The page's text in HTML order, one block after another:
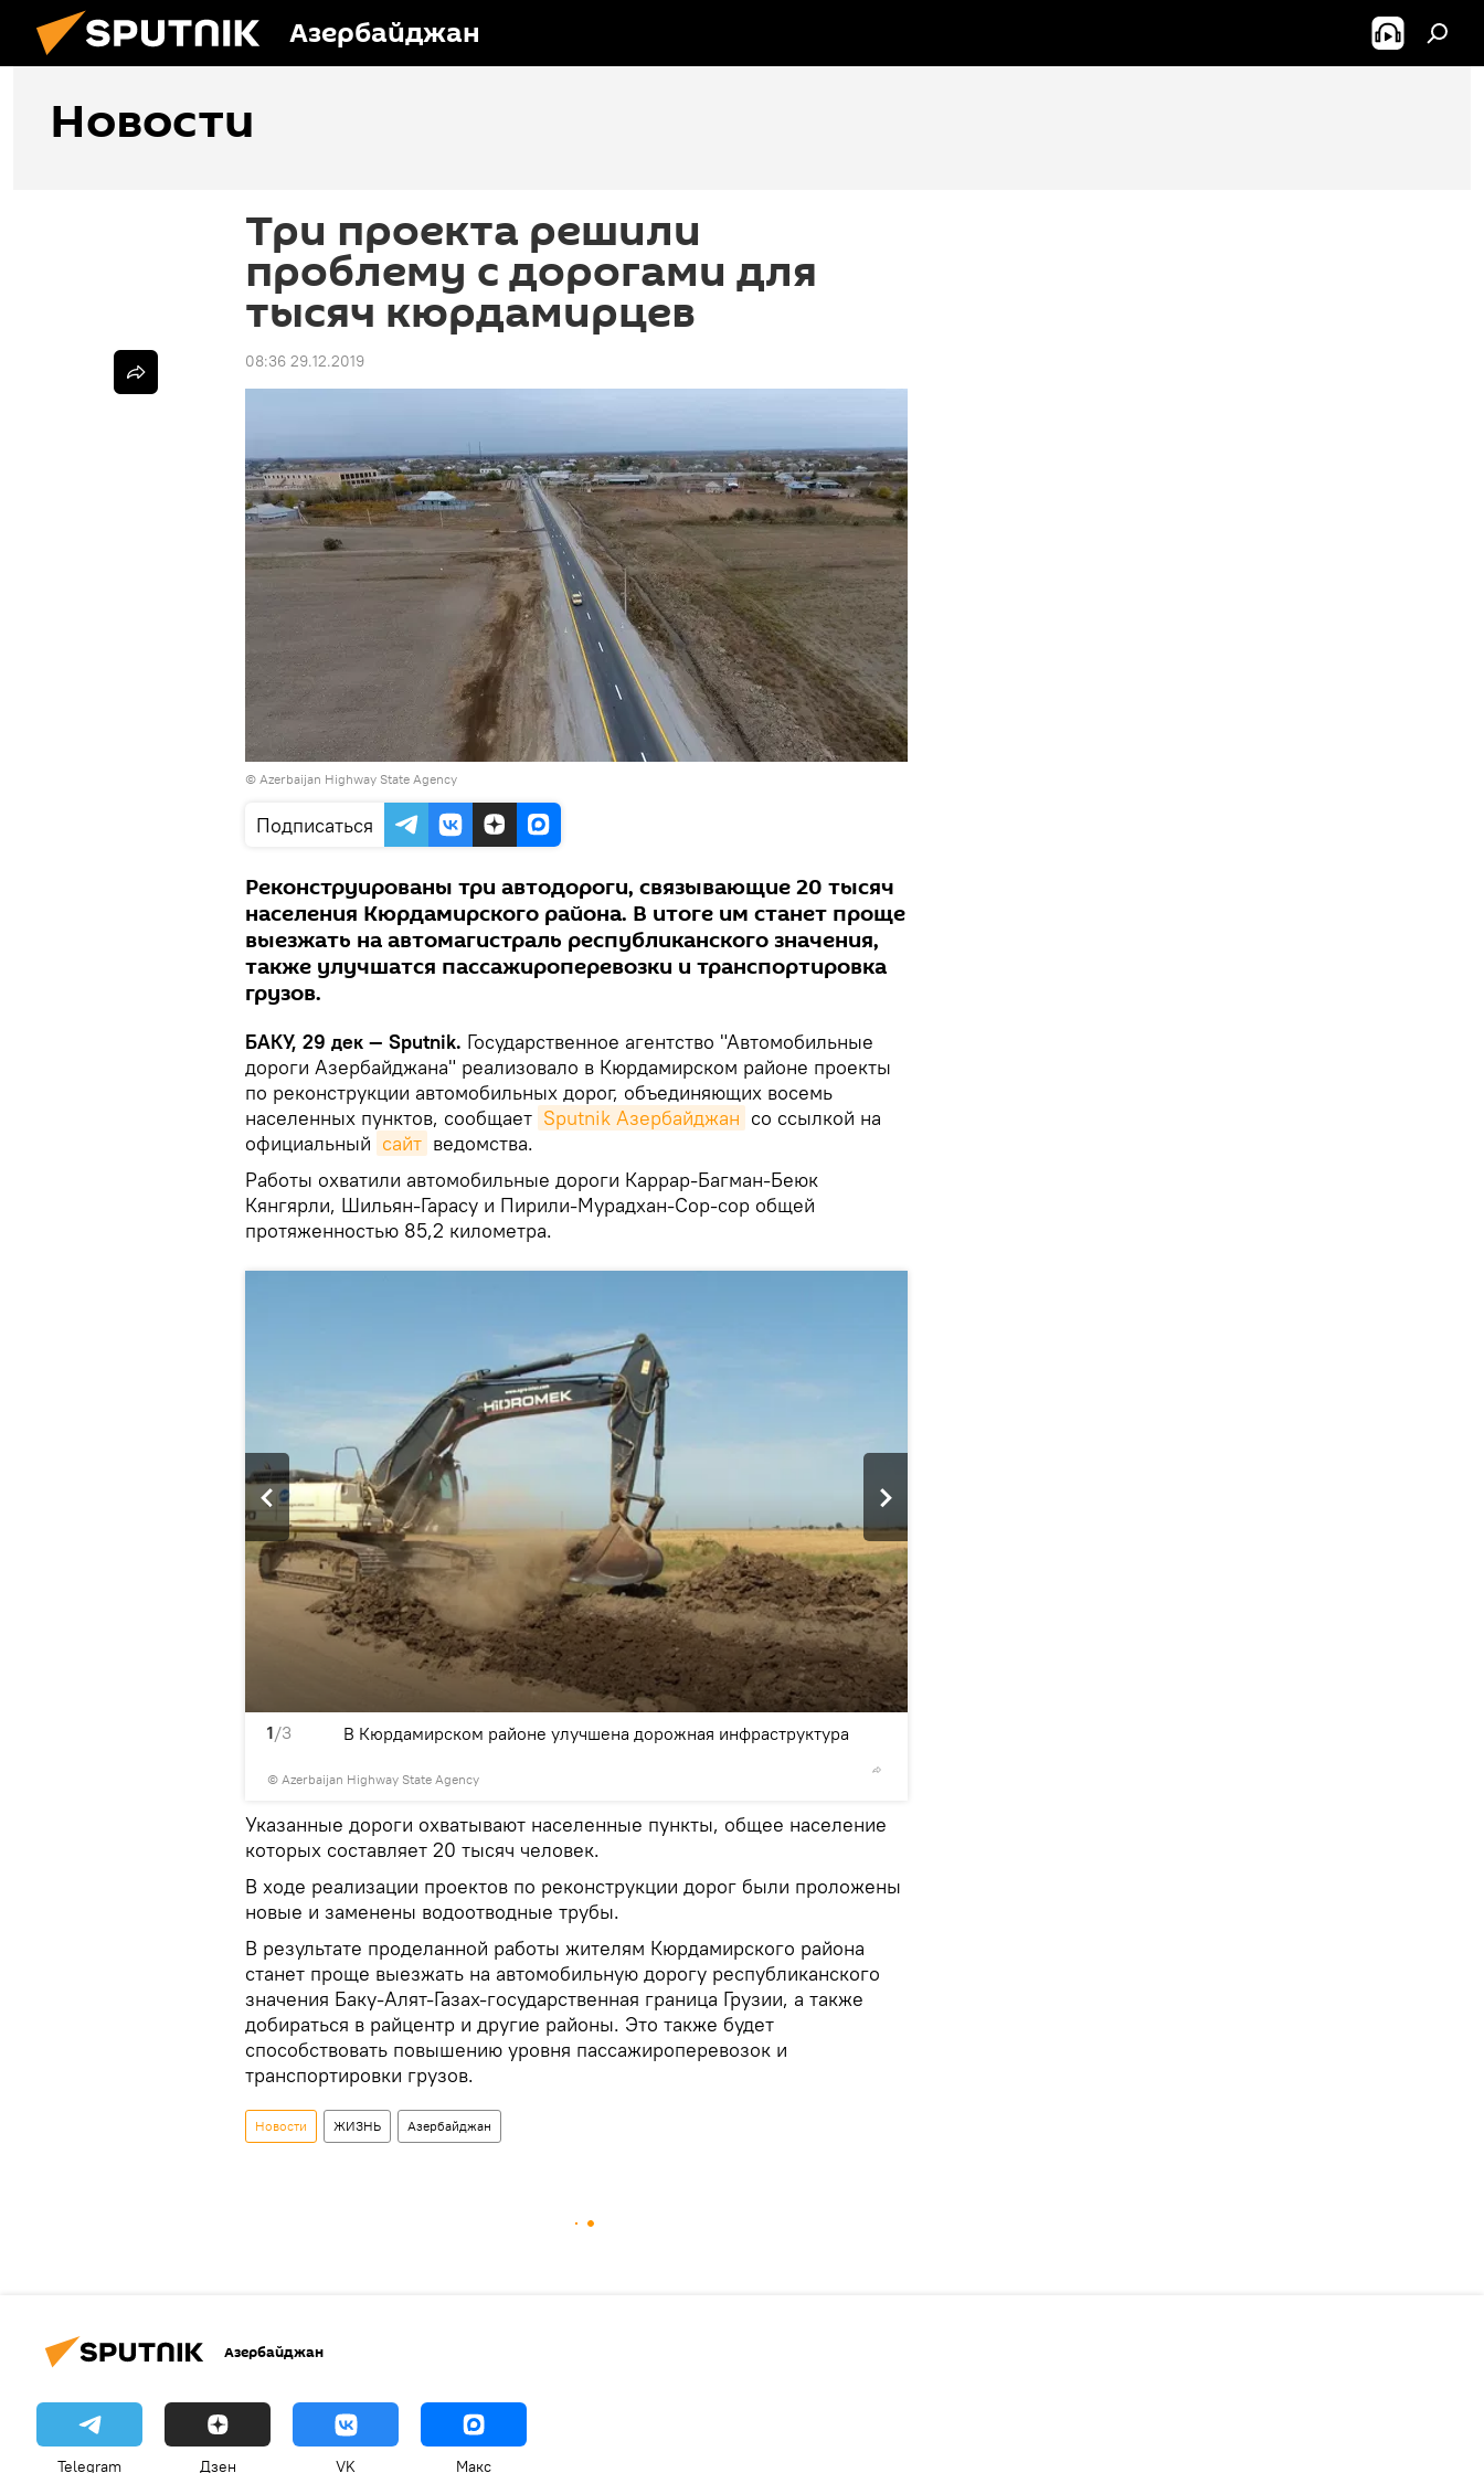
Азербайджан
Новости
Три проекта решили
проблему с дорогами для
тысяч кюрдамирцев
08:36 29.12.2019
© Azerbaijan Highway State Agency
Подписаться
Реконструированы три автодороги, связывающие 20 тысяч
населения Кюрдамирского района. В итоге им станет проще
выезжать на автомагистраль республиканского значения,
также улучшатся пассажироперевозки и транспортировка
грузов.
БАКУ, 29 дек — Sputnik. Государственное агентство "Автомобильные
дороги Азербайджана" реализовало в Кюрдамирском районе проекты
по реконструкции автомобильных дорог, объединяющих восемь
населенных пунктов, сообщает Sputnik Азербайджан со ссылкой на
официальный сайт ведомства.
Работы охватили автомобильные дороги Каррар-Багман-Беюк
Кянгярли, Шильян-Гарасу и Пирили-Мурадхан-Сор-сор общей
протяженностью 85,2 километра.
1/3
© Azerbaijan Highway State Agency
В Кюрдамирском районе улучшена дорожная инфраструктура
Указанные дороги охватывают населенные пункты, общее население
которых составляет 20 тысяч человек.
В ходе реализации проектов по реконструкции дорог были проложены
новые и заменены водоотводные трубы.
В результате проделанной работы жителям Кюрдамирского района
станет проще выезжать на автомобильную дорогу республиканского
значения Баку-Алят-Газах-государственная граница Грузии, а также
добираться в райцентр и другие районы. Это также будет
способствовать повышению уровня пассажироперевозок и
транспортировки грузов.
Новости ЖИЗНЬ Азербайджан
Азербайджан
Telegram Дзен VK Макс